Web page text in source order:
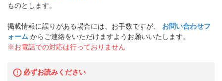
ものとします。
掲載情報に誤りがある場合には、お手数ですが、
お問い合わせフ
ォーム からご連絡をいただけますようお願いいたします。
※お電話での対応は行っておりません
必ずお読みください